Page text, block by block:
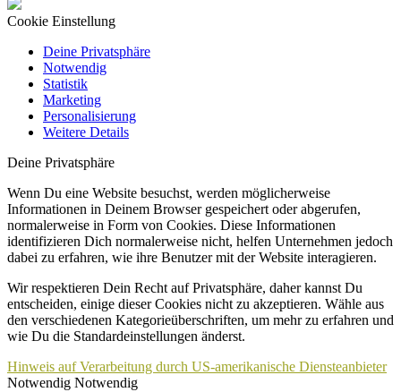
Cookie Einstellung
Deine Privatsphäre
Notwendig
Statistik
Marketing
Personalisierung
Weitere Details
Deine Privatsphäre
Wenn Du eine Website besuchst, werden möglicherweise
Informationen in Deinem Browser gespeichert oder abgerufen,
normalerweise in Form von Cookies. Diese Informationen
identifizieren Dich normalerweise nicht, helfen Unternehmen jedoch
dabei zu erfahren, wie ihre Benutzer mit der Website interagieren.
Wir respektieren Dein Recht auf Privatsphäre, daher kannst Du
entscheiden, einige dieser Cookies nicht zu akzeptieren. Wähle aus
den verschiedenen Kategorieüberschriften, um mehr zu erfahren und
wie Du die Standardeinstellungen änderst.
Hinweis auf Verarbeitung durch US-amerikanische Diensteanbieter
Notwendig Notwendig